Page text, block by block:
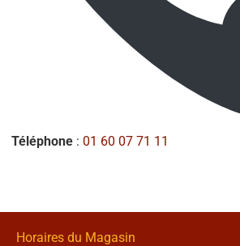
Téléphone : 01 60 07 71 11
Horaires du Magasin